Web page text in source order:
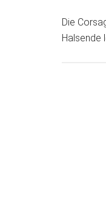
Die
Halsende